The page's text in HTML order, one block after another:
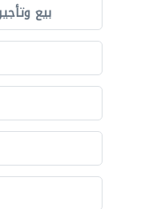
بيع